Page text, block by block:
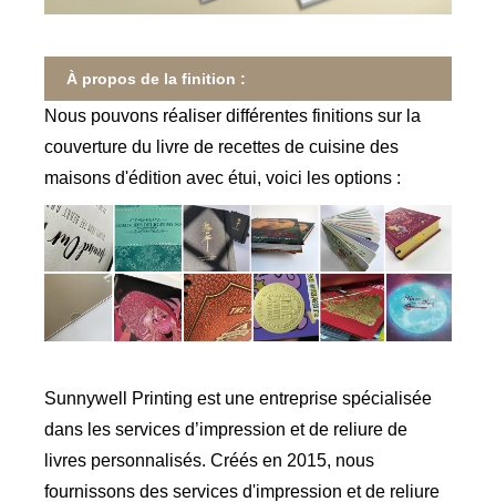
À propos de la finition :
Nous pouvons réaliser différentes finitions sur la
couverture du livre de recettes de cuisine des
maisons d'édition avec étui, voici les options :
Sunnywell Printing est une entreprise spécialisée
dans les services d’impression et de reliure de
livres personnalisés. Créés en 2015, nous
fournissons des services d'impression et de reliure